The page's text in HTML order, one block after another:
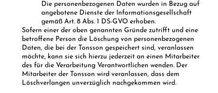
Die personenbezogenen Daten wurden in Bezug auf
angebotene Dienste der Informationsgesellschaft
gemäß Art. 8 Abs. 1 DS-GVO erhoben.
Sofern einer der oben genannten Gründe zutrifft und eine
betroffene Person die Löschung von personenbezogenen
Daten, die bei der Tonsson gespeichert sind, veranlassen
möchte, kann sie sich hierzu jederzeit an einen Mitarbeiter
des für die Verarbeitung Verantwortlichen wenden. Der
Mitarbeiter der Tonsson wird veranlassen, dass dem
Löschverlangen unverzüglich nachgekommen wird.